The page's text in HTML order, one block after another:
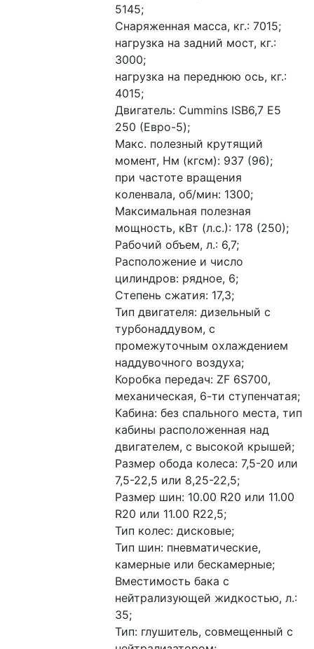
5145;
Снаряженная масса, кг.: 7015;
нагрузка на задний мост, кг.:
3000;
нагрузка на переднюю ось, кг.:
4015;
Двигатель: Cummins ISB6,7 E5
250 (Евро-5);
Макс. полезный крутящий
момент, Нм (кгсм): 937 (96);
при частоте вращения
коленвала, об/мин: 1300;
Максимальная полезная
мощность, кВт (л.с.): 178 (250);
Рабочий объем, л.: 6,7;
Расположение и число
цилиндров: рядное, 6;
Степень сжатия: 17,3;
Тип двигателя: дизельный с
турбонаддувом, с
промежуточным охлаждением
наддувочного воздуха;
Коробка передач: ZF 6S700,
механическая, 6-ти ступенчатая;
Кабина: без спального места, тип
кабины расположенная над
двигателем, с высокой крышей;
Размер обода колеса: 7,5-20 или
7,5-22,5 или 8,25-22,5;
Размер шин: 10.00 R20 или 11.00
R20 или 11.00 R22,5;
Тип колес: дисковые;
Тип шин: пневматические,
камерные или бескамерные;
Вместимость бака с
нейтрализующей жидкостью, л.:
35;
Тип: глушитель, совмещенный с